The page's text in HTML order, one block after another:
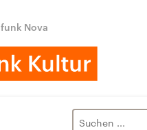
Nova